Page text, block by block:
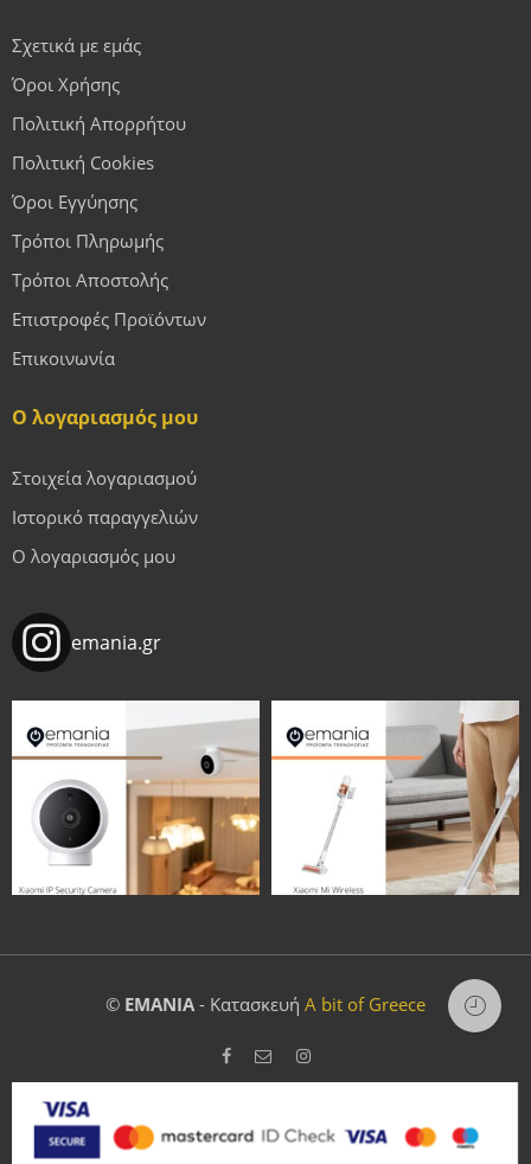
Σχετικά με εμάς
Όροι Χρήσης
Πολιτική Απορρήτου
Πολιτική Cookies
Όροι Εγγύησης
Τρόποι Πληρωμής
Τρόποι Αποστολής
Επιστροφές Προϊόντων
Επικοινωνία
Ο λογαριασμός μου
Στοιχεία λογαριασμού
Ιστορικό παραγγελιών
Ο λογαριασμός μου
emania.gr
© EMANIA- Κατασκευή A bit of Greece